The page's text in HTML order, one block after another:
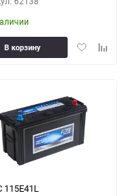
Добавить
В корзину
115E41L